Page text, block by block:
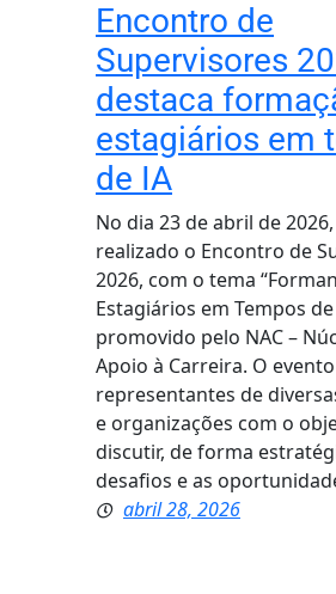
Encontro de
Supervisores
destaca
estagiários em
de IA
No dia 23 de abril de
realizado o Encontro de
2026, com o tema
Estagiários em Tempos de
promovido pelo NAC –
Apoio à Carreira. O
representantes de
e organizações com o
discutir, de forma
desafios e as
abril 28, 2026